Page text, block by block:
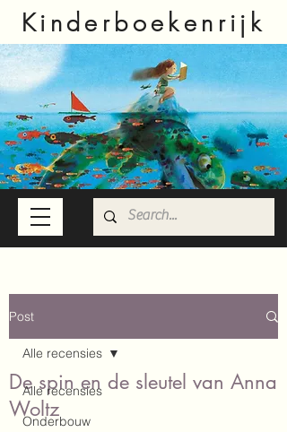
Kinderboekenrijk
Post
Alle recensies
Onderbouw
Alle recensies
De spin en de sleutel van Anna
Woltz